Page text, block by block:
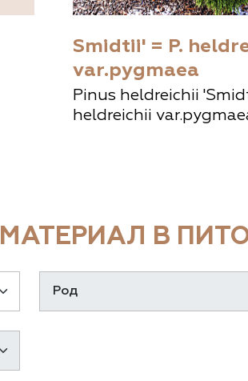
Smidtii' = P.
var.pygmaea
Pinus heldreichii
heldreichii
В